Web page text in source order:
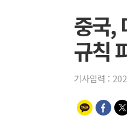
중국,
규칙
기사입력 :